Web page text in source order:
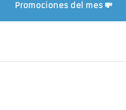
Promociones del mes 💸